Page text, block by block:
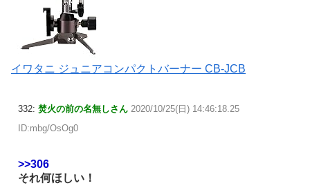
イワタニ ジュニアコンパクトバーナー CB-JCB
332: 焚火の前の名無しさん 2020/10/25(日) 14:46:18.25
ID:mbg/OsOg0
>>306
それ何ほしい！